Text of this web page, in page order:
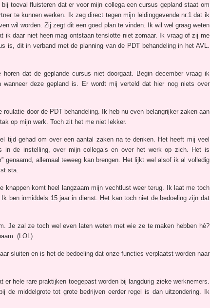
toeval fluisteren dat er voor mijn collega een cursus gepland staat om
te kunnen werken. Ik zeg direct tegen mijn leidinggevende nr.1 dat ik
wil worden. Zij zegt dit een goed plan te vinden. Ik wil wel graag weten
ik daar niet heen mag ontstaan tenslotte niet zomaar. Ik vraag of zij me
is, dit in verband met de planning van de PDT behandeling in het AVL.
dat de geplande cursus niet doorgaat. Begin december vraag ik
deze gepland is. Er wordt mij verteld dat hier nog niets over
door de PDT behandeling. Ik heb nu even belangrijker zaken aan
op mijn werk. Toch zit het me niet lekker.
tijd gehad om over een aantal zaken na te denken. Het heeft mij veel
in de instelling, over mijn collega’s en over het werk op zich. Het is
genaamd, allemaal teweeg kan brengen. Het lijkt wel alsof ik al volledig
sta.
knappen komt heel langzaam mijn vechtlust weer terug. Ik laat me toch
ben inmiddels 15 jaar in dienst. Het kan toch niet de bedoeling zijn dat
Je zal ze toch wel even laten weten met wie ze te maken hebben hè?
(LOL)
sluiten en is het de bedoeling dat onze functies verplaatst worden naar
er hele rare praktijken toegepast worden bij langdurig zieke werknemers.
de middelgrote tot grote bedrijven eerder regel is dan uitzondering. Ik